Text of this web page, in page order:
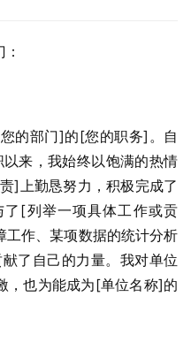
的部门]的[您的职务]。自
来，我始终以饱满的热情
]上勤恳努力，积极完成了
[列举一项具体工作或贡
工作、某项数据的统计分析
了自己的力量。我对单位
，也为能成为[单位名称]的